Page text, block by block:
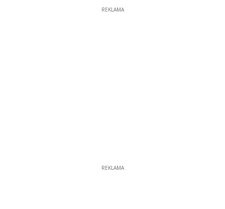
REKLAMA
REKLAMA